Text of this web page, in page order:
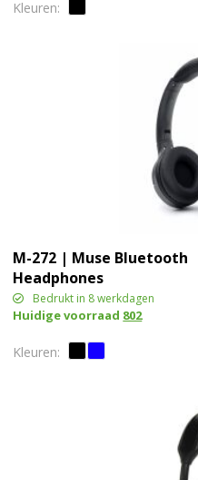
M-272 | Muse Bluetooth
Headphones
Bedrukt in 8 werkdagen
Huidige voorraad 802